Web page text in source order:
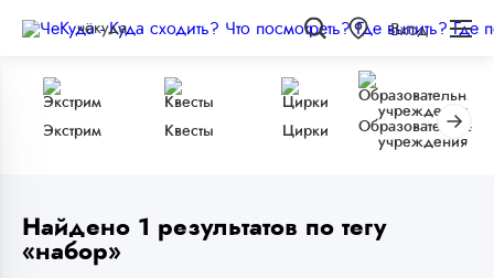
чёкуда Вход
Экстрим Квесты Цирки
Образовательные
учреждения
Найдено 1 результатов по тегу
«набор»